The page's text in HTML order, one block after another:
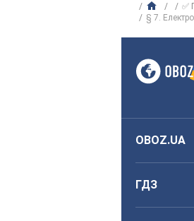
✅
§ 7.
OBOZ.UA
ГДЗ